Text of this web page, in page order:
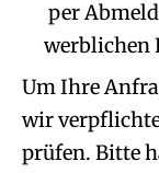
per
werblichen
Um Ihre
wir
prüfen. Bitte